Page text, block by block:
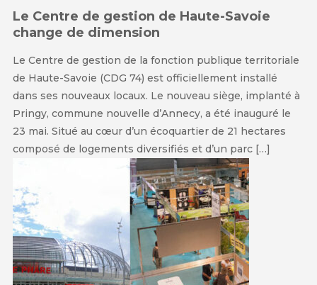
Le Centre de gestion de Haute-Savoie
change de dimension
Le Centre de gestion de la fonction publique territoriale
de Haute-Savoie (CDG 74) est officiellement installé
dans ses nouveaux locaux. Le nouveau siège, implanté à
Pringy, commune nouvelle d’Annecy, a été inauguré le
23 mai. Situé au cœur d’un écoquartier de 21 hectares
composé de logements diversifiés et d’un parc […]